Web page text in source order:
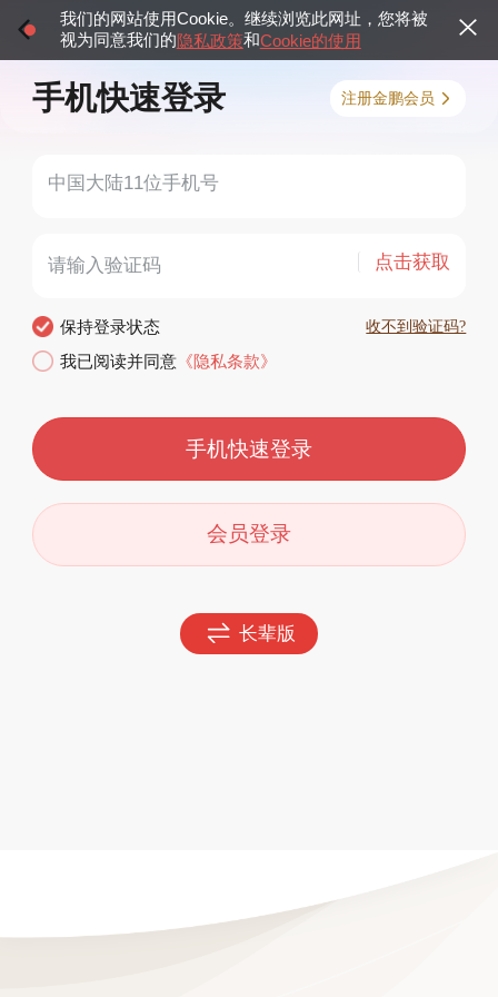
我们的网站使用Cookie。继续浏览此网址，您将被
视为同意我们的隐私政策和Cookie的使用
手机快速登录 注册金鹏会员
点击获取
保持登录状态 收不到验证码?
我已阅读并同意《隐私条款》
手机快速登录
会员登录
长辈版